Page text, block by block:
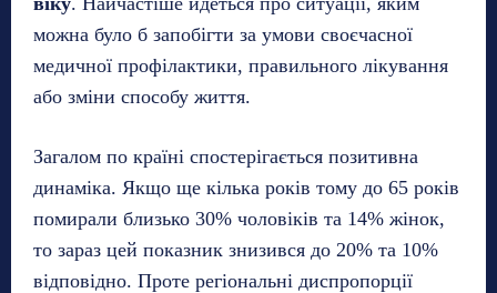
можна було б запобігти за умови своєчасної
медичної профілактики, правильного лікування
або зміни способу життя.
Загалом по країні спостерігається позитивна
динаміка. Якщо ще кілька років тому до 65 років
помирали близько 30% чоловіків та 14% жінок,
то зараз цей показник знизився до 20% та 10%
відповідно. Проте регіональні диспропорції